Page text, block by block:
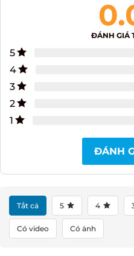
ĐÁNH GIÁ
5
4
3
2
ĐÁNH
Tất cả 5 4
Có video Có ảnh